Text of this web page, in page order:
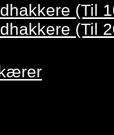
(Til
(Til